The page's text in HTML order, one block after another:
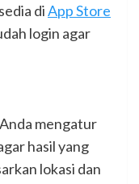
diApp Store
login agar
mengatur
hasil yang
lokasi dan